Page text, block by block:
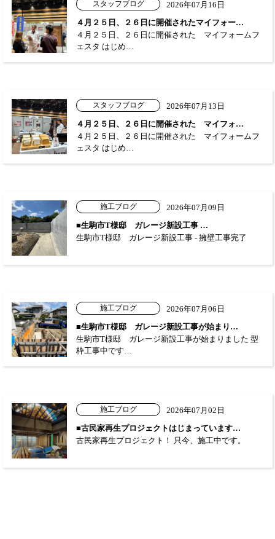
スタッフブログ
2026年07月16日
４月２５日、２６日に開催されたマイフォー…
４月２５日、２６日に開催された マイフォームフ
ェスタ はじめ…
スタッフブログ
2026年07月13日
４月２５日、２６日に開催された マイフォ…
４月２５日、２６日に開催された マイフォームフ
ェスタ はじめ…
施工ブログ
2026年07月09日
■生駒市T様邸 ガレージ新設工事 …
生駒市T様邸 ガレージ新設工事 - 擁壁工事完了
施工ブログ
2026年07月06日
■生駒市T様邸 ガレージ新設工事が始まり…
生駒市T様邸 ガレージ新設工事が始まりました 型
枠工事中です…
施工ブログ
2026年07月02日
■古民家再生プロジェクトはじまっています…
古民家再生プロジェクト！ 只今、施工中です。